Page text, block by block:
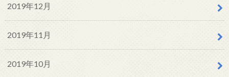
2019年12月
2019年11月
2019年10月